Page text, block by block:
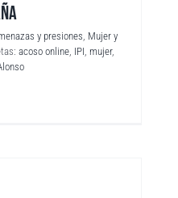
y presiones Mujer y
acoso online IPI mujer,